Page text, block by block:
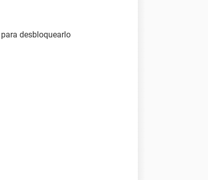
desbloquearlo